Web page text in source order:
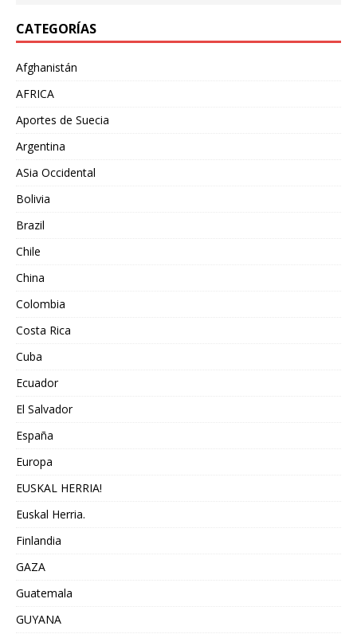
CATEGORÍAS
Afghanistán
AFRICA
Aportes de Suecia
Argentina
ASia Occidental
Bolivia
Brazil
Chile
China
Colombia
Costa Rica
Cuba
Ecuador
El Salvador
España
Europa
EUSKAL HERRIA!
Euskal Herria.
Finlandia
GAZA
Guatemala
GUYANA